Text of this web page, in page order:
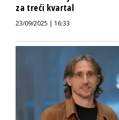
za treći kvartal
23/09/2025 | 16:33